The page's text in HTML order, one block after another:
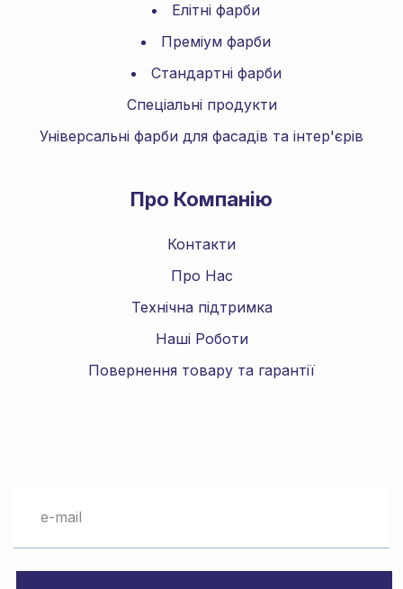
Елітні фарби
Преміум фарби
Стандартні фарби
Спеціальні продукти
Універсальні фарби для фасадів та інтер'єрів
Про Компанію
Контакти
Про Нас
Технічна підтримка
Наші Роботи
Повернення товару та гарантії